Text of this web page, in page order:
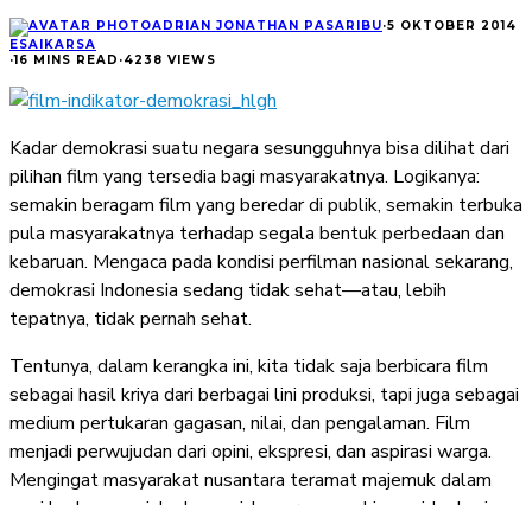
ADRIAN JONATHAN PASARIBU·5 OKTOBER 2014
ESAIKARSA
·16 MINS READ ·4238 VIEWS
Kadar demokrasi suatu negara sesungguhnya bisa dilihat dari
pilihan film yang tersedia bagi masyarakatnya. Logikanya:
semakin beragam film yang beredar di publik, semakin terbuka
pula masyarakatnya terhadap segala bentuk perbedaan dan
kebaruan. Mengaca pada kondisi perfilman nasional sekarang,
demokrasi Indonesia sedang tidak sehat—atau, lebih
tepatnya, tidak pernah sehat.
Tentunya, dalam kerangka ini, kita tidak saja berbicara film
sebagai hasil kriya dari berbagai lini produksi, tapi juga sebagai
medium pertukaran gagasan, nilai, dan pengalaman. Film
menjadi perwujudan dari opini, ekspresi, dan aspirasi warga.
Mengingat masyarakat nusantara teramat majemuk dalam